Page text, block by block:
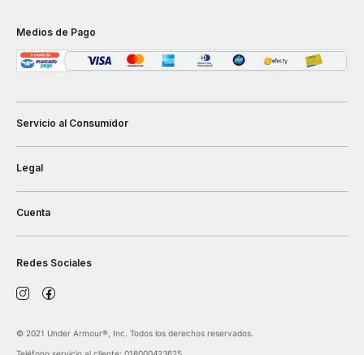
Medios de Pago
Servicio al Consumidor
Legal
Cuenta
Redes Sociales
©️ 2021 Under Armour®️, Inc. Todos los derechos reservados.